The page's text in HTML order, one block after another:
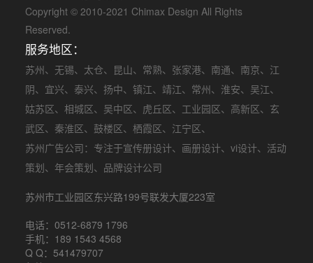
Copyright © 2010-2021 Chimax Design All Rights
Reserved.
服务地区：
苏州、 无锡、 太仓、 昆山、 常熟、 张家港、 南通、 南京、 江
阴、 宜兴、 泰兴、 扬中、 镇江、 靖江、 常州、 淮安、 吴江、
姑苏区、 相城区、 吴中区、 虎丘区、 工业园区、 高新区、 玄
武区、 秦淮区、 鼓楼区、 栖霞区、 江宁区、
苏州广告公司：专注于宣传册设计、 画册设计、 vi设计、 活动
策划、 年会策划、品牌设计公司
苏州市工业园区东兴路199号联发大厦223室
电话：0512-6879 1796
手机：189 1543 4568
Q Q：541479707